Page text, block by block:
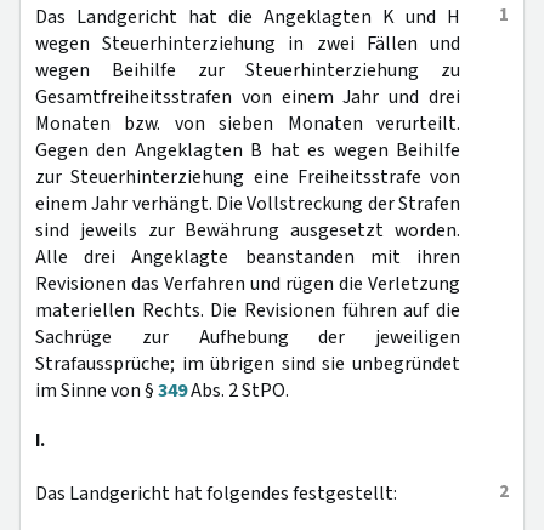
1
Das Landgericht hat die Angeklagten K und H
wegen Steuerhinterziehung in zwei Fällen und
wegen Beihilfe zur Steuerhinterziehung zu
Gesamtfreiheitsstrafen von einem Jahr und drei
Monaten bzw. von sieben Monaten verurteilt.
Gegen den Angeklagten B hat es wegen Beihilfe
zur Steuerhinterziehung eine Freiheitsstrafe von
einem Jahr verhängt. Die Vollstreckung der Strafen
sind jeweils zur Bewährung ausgesetzt worden.
Alle drei Angeklagte beanstanden mit ihren
Revisionen das Verfahren und rügen die Verletzung
materiellen Rechts. Die Revisionen führen auf die
Sachrüge zur Aufhebung der jeweiligen
Strafaussprüche; im übrigen sind sie unbegründet
im Sinne von §349Abs. 2 StPO.
I.
2
Das Landgericht hat folgendes festgestellt: